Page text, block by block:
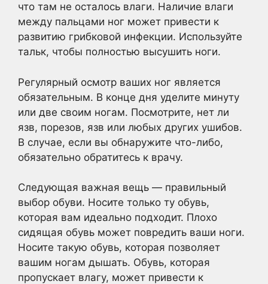
что там не осталось влаги. Наличие влаги
между пальцами ног может привести к
развитию грибковой инфекции. Используйте
тальк, чтобы полностью высушить ноги.
Регулярный осмотр ваших ног является
обязательным. В конце дня уделите минуту
или две своим ногам. Посмотрите, нет ли
язв, порезов, язв или любых других ушибов.
В случае, если вы обнаружите что-либо,
обязательно обратитесь к врачу.
Следующая важная вещь — правильный
выбор обуви. Носите только ту обувь,
которая вам идеально подходит. Плохо
сидящая обувь может повредить ваши ноги.
Носите такую обувь, которая позволяет
вашим ногам дышать. Обувь, которая
пропускает влагу, может привести к